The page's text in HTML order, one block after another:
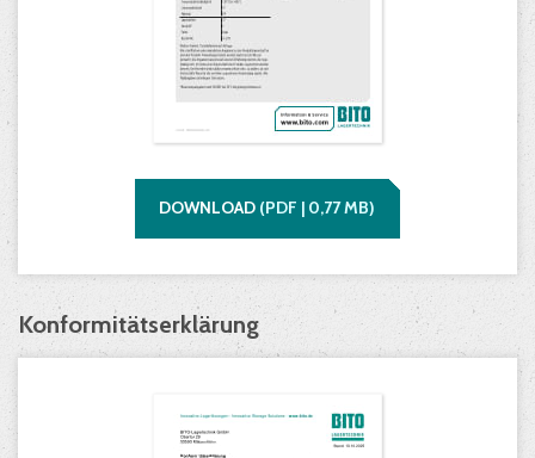
DOWNLOAD (PDF | 0,77MB)
Konformitätserklärung